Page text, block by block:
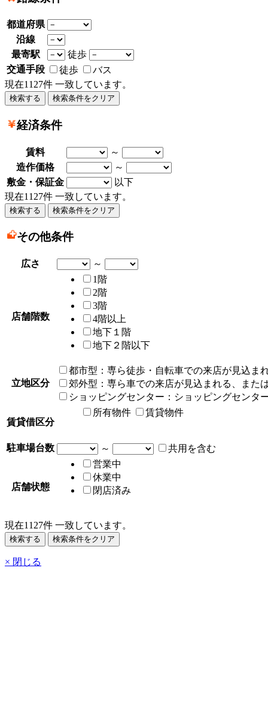
都道府県
沿線
最寄駅
徒歩
交通手段
徒歩
バス
現在1127件 一致しています。
経済条件
賃料
～
造作価格
～
敷金・保証金
以下
現在1127件 一致しています。
その他条件
広さ ～
店舗階数
1階
2階
3階
4階以上
地下１階
地下２階以下
立地区分
都市型：専ら徒歩・自転車での来店が見込ま
郊外型：専ら車での来店が見込まれる、また
ショッピングセンター：ショッピングセンタ
賃貸借区分
所有物件 賃貸物件
駐車場台数 ～ 共用を含む
店舗状態
営業中
休業中
閉店済み
現在1127件 一致しています。
× 閉じる